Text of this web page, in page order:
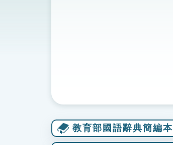
教育部國語辭典簡編本